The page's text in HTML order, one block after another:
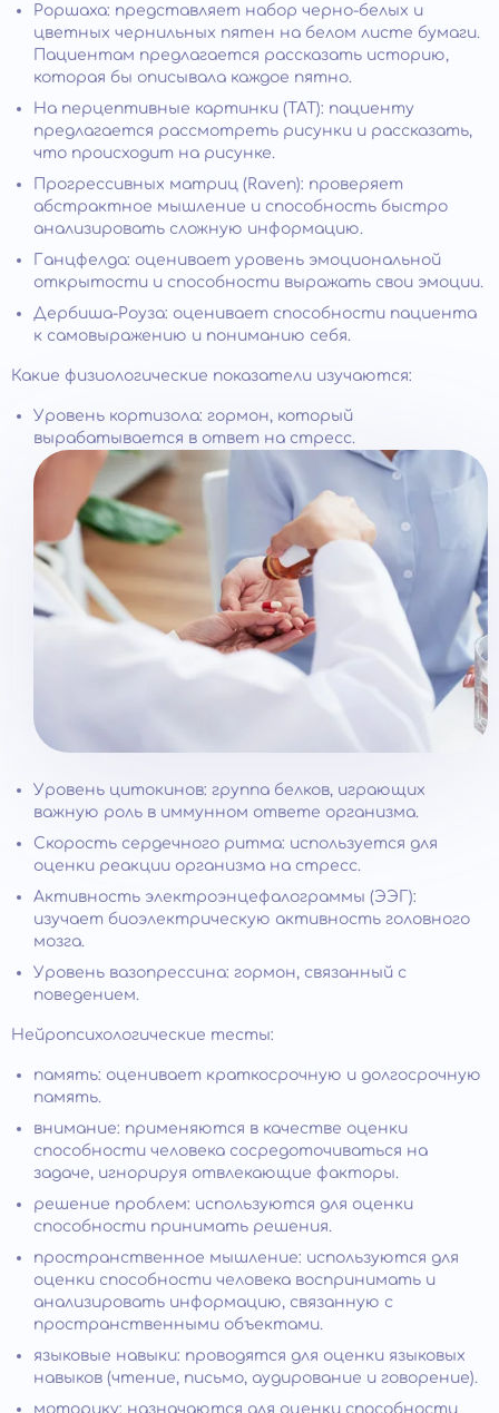
Роршаха: представляет набор черно-белых и
цветных чернильных пятен на белом листе бумаги.
Пациентам предлагается рассказать историю,
которая бы описывала каждое пятно.
На перцептивные картинки (TAT): пациенту
предлагается рассмотреть рисунки и рассказать,
что происходит на рисунке.
Прогрессивных матриц (Raven): проверяет
абстрактное мышление и способность быстро
анализировать сложную информацию.
Ганцфелда: оценивает уровень эмоциональной
открытости и способности выражать свои эмоции.
Дербиша-Роуза: оценивает способности пациента
к самовыражению и пониманию себя.
Какие физиологические показатели изучаются:
Уровень кортизола: гормон, который
вырабатывается в ответ на стресс.
Уровень цитокинов: группа белков, играющих
важную роль в иммунном ответе организма.
Скорость сердечного ритма: используется для
оценки реакции организма на стресс.
Активность электроэнцефалограммы (ЭЭГ):
изучает биоэлектрическую активность головного
мозга.
Уровень вазопрессина: гормон, связанный с
поведением.
Нейропсихологические тесты:
память: оценивает краткосрочную и долгосрочную
память.
внимание: применяются в качестве оценки
способности человека сосредоточиваться на
задаче, игнорируя отвлекающие факторы.
решение проблем: используются для оценки
способности принимать решения.
пространственное мышление: используются для
оценки способности человека воспринимать и
анализировать информацию, связанную с
пространственными объектами.
языковые навыки: проводятся для оценки языковых
навыков (чтение, письмо, аудирование и говорение).
моторику: назначаются для оценки способности